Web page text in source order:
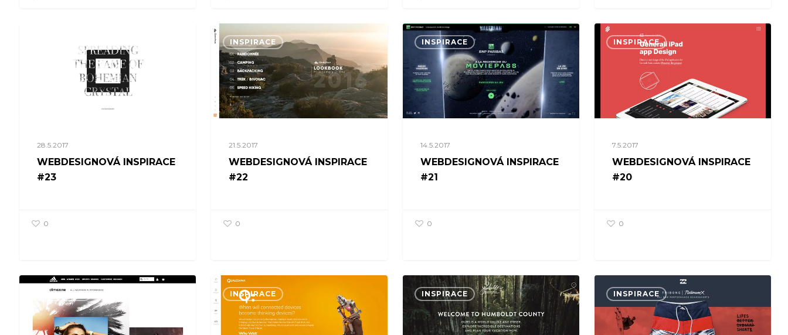
28.5.2017
WEBDESIGNOVÁ INSPIRACE
#23
0
INSPIRACE
21.5.2017
WEBDESIGNOVÁ INSPIRACE
#22
0
INSPIRACE
14.5.2017
WEBDESIGNOVÁ INSPIRACE
#21
0
INSPIRACE
7.5.2017
WEBDESIGNOVÁ INSPIRACE
#20
0
INSPIRACE INSPIRACE INSPIRACE INSPIRACE